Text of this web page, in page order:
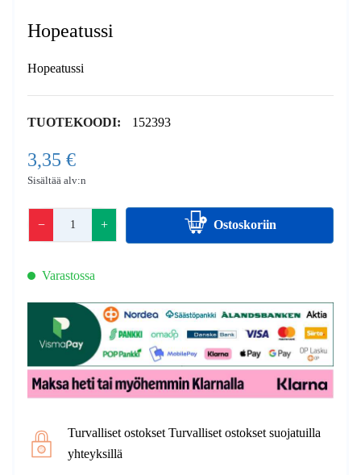
Hopeatussi
Hopeatussi
TUOTEKOODI: 152393
3,35 €
Sisältää alv:n
− + Ostoskoriin
Varastossa
Turvalliset ostokset Turvalliset ostokset suojatuilla
yhteyksillä